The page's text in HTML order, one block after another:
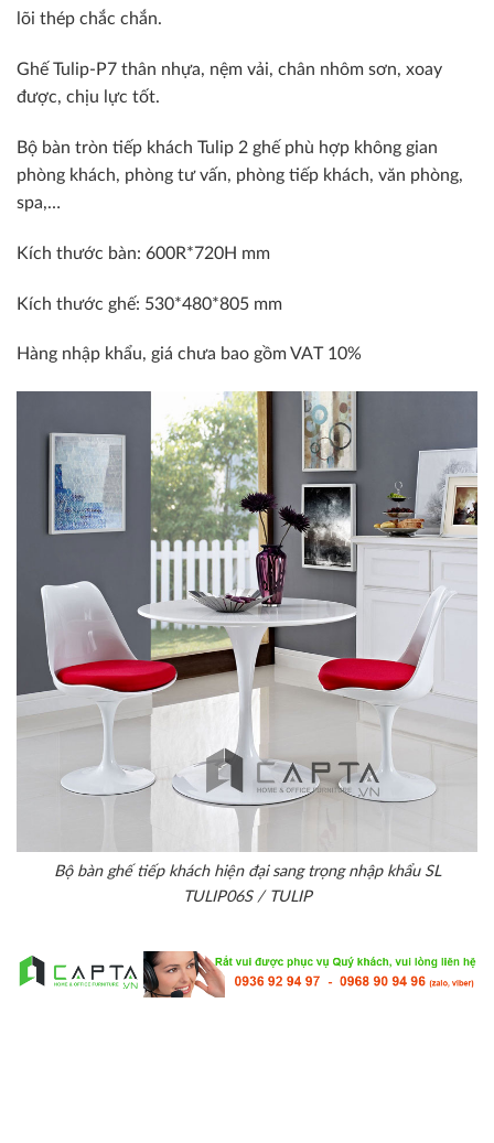
lõi thép chắc chắn.
Ghế Tulip-P7 thân nhựa, nệm vải, chân nhôm sơn, xoay
được, chịu lực tốt.
Bộ bàn tròn tiếp khách Tulip 2 ghế phù hợp không gian
phòng khách, phòng tư vấn, phòng tiếp khách, văn phòng,
spa,…
Kích thước bàn: 600R*720H mm
Kích thước ghế: 530*480*805 mm
Hàng nhập khẩu, giá chưa bao gồm VAT 10%
Bộ bàn ghế tiếp khách hiện đại sang trọng nhập khẩu SL
TULIP06S / TULIP